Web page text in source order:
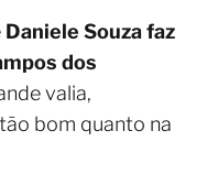
Daniele Souza faz
dos
valia,
bom quanto na